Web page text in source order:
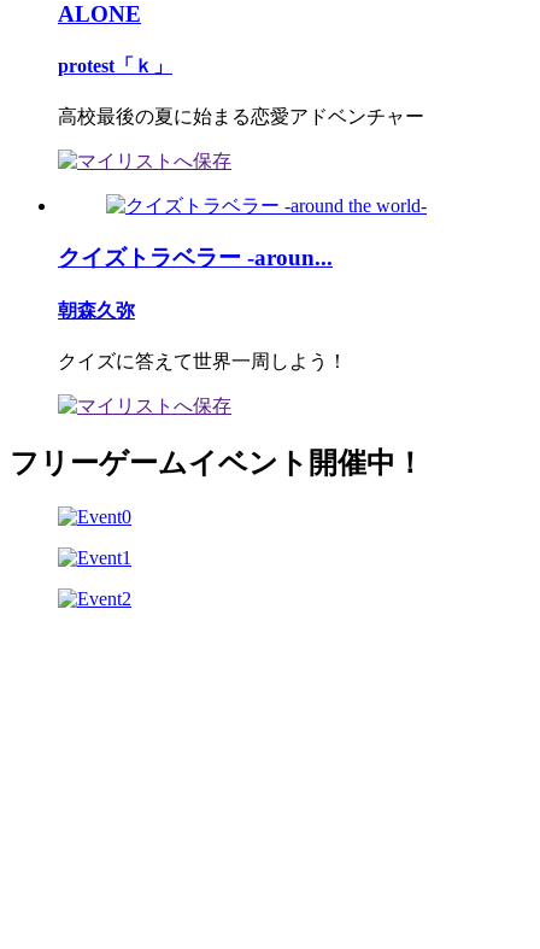
ALONE
protest「ｋ」
高校最後の夏に始まる恋愛アドベンチャー
クイズトラベラー -aroun...
朝森久弥
クイズに答えて世界一周しよう！
フリーゲームイベント開催中！